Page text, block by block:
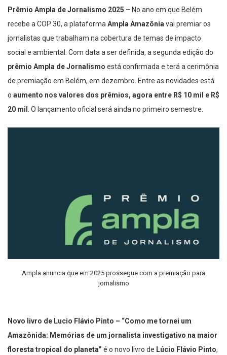
Prêmio Ampla de Jornalismo 2025 – No ano em que Belém
recebe a COP 30, a plataforma Ampla Amazônia vai premiar os
jornalistas que trabalham na cobertura de temas de impacto
social e ambiental. Com data a ser definida, a segunda edição do
prêmio Ampla de Jornalismo está confirmada e terá a cerimônia
de premiação em Belém, em dezembro. Entre as novidades está
o aumento nos valores dos prêmios, agora entre R$ 10 mil e R$
20 mil
. O lançamento oficial será ainda no primeiro semestre.
Ampla anuncia que em 2025 prossegue com a premiação para
jornalismo
Novo livro de Lucio Flávio Pinto – “Como me tornei um
Amazônida: Memórias de um jornalista investigativo na maior
floresta tropical do planeta” é o novo livro de Lúcio Flávio Pinto,